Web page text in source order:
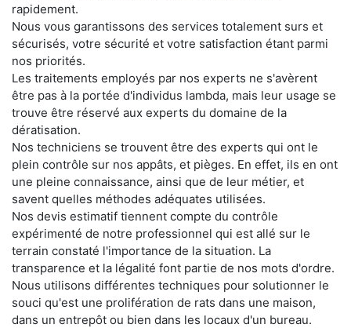
rapidement.
Nous vous garantissons des services totalement surs et
sécurisés, votre sécurité et votre satisfaction étant parmi
nos priorités.
Les traitements employés par nos experts ne s'avèrent
être pas à la portée d'individus lambda, mais leur usage se
trouve être réservé aux experts du domaine de la
dératisation.
Nos techniciens se trouvent être des experts qui ont le
plein contrôle sur nos appâts, et pièges. En effet, ils en ont
une pleine connaissance, ainsi que de leur métier, et
savent quelles méthodes adéquates utilisées.
Nos devis estimatif tiennent compte du contrôle
expérimenté de notre professionnel qui est allé sur le
terrain constaté l'importance de la situation. La
transparence et la légalité font partie de nos mots d'ordre.
Nous utilisons différentes techniques pour solutionner le
souci qu'est une prolifération de rats dans une maison,
dans un entrepôt ou bien dans les locaux d'un bureau.